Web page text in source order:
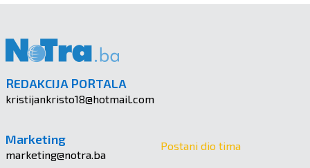
REDAKCIJA PORTALA
kristijankristo18@hotmail.com
Marketing
marketing@notra.ba
Postani dio tima